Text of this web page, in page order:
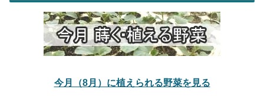
今月（8月）に植えられる野菜を見る